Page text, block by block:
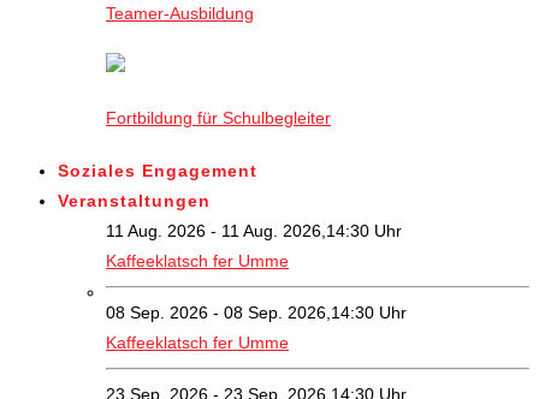
Teamer-Ausbildung
Fortbildung für Schulbegleiter
Soziales Engagement
Veranstaltungen
11 Aug. 2026 - 11 Aug. 2026,14:30 Uhr
Kaffeeklatsch fer Umme
08 Sep. 2026 - 08 Sep. 2026,14:30 Uhr
Kaffeeklatsch fer Umme
23 Sep. 2026 - 23 Sep. 2026,14:30 Uhr